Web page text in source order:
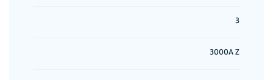
3
3000A Z